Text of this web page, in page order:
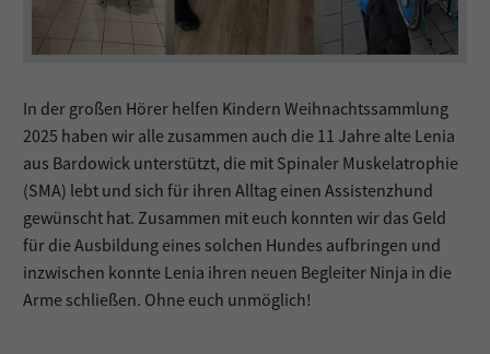
In der großen Hörer helfen Kindern Weihnachtssammlung
2025 haben wir alle zusammen auch die 11 Jahre alte Lenia
aus Bardowick unterstützt, die mit Spinaler Muskelatrophie
(SMA) lebt und sich für ihren Alltag einen Assistenzhund
gewünscht hat. Zusammen mit euch konnten wir das Geld
für die Ausbildung eines solchen Hundes aufbringen und
inzwischen konnte Lenia ihren neuen Begleiter Ninja in die
Arme schließen. Ohne euch unmöglich!